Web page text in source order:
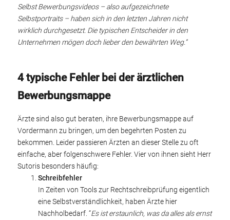
Selbst Bewerbungsvideos – also aufgezeichnete
Selbstportraits – haben sich in den letzten Jahren nicht
wirklich durchgesetzt. Die typischen Entscheider in den
Unternehmen mögen doch lieber den bewährten Weg.”
4 typische Fehler bei der ärztlichen
Bewerbungsmappe
Ärzte sind also gut beraten, ihre Bewerbungsmappe auf
Vordermann zu bringen, um den begehrten Posten zu
bekommen. Leider passieren Ärzten an dieser Stelle zu oft
einfache, aber folgenschwere Fehler. Vier von ihnen sieht Herr
Sutoris besonders häufig:
Schreibfehler
In Zeiten von Tools zur Rechtschreibprüfung eigentlich
eine Selbstverständlichkeit, haben Ärzte hier
Nachholbedarf. “Es ist erstaunlich, was da alles als ernst